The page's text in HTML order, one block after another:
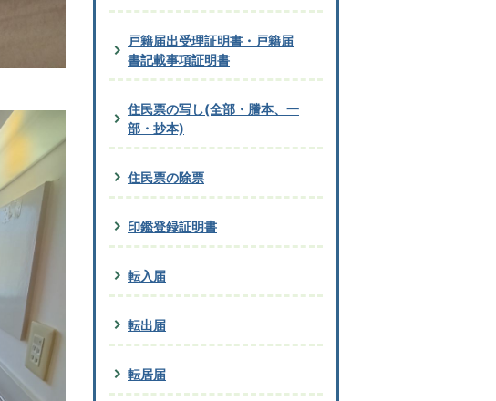
戸籍届出受理証明書・戸籍届
書記載事項証明書
住民票の写し(全部・謄本、一
部・抄本)
住民票の除票
印鑑登録証明書
転入届
転出届
転居届